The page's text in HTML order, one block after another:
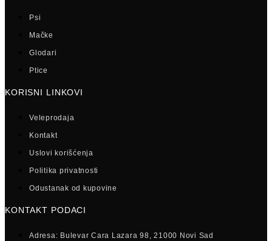
Psi
Mačke
Glodari
Ptice
KORISNI LINKOVI
Veleprodaja
Kontakt
Uslovi korišćenja
Politika privatnosti
Odustanak od kupovine
KONTAKT PODACI
Adresa: Bulevar Cara Lazara 98, 21000 Novi Sad